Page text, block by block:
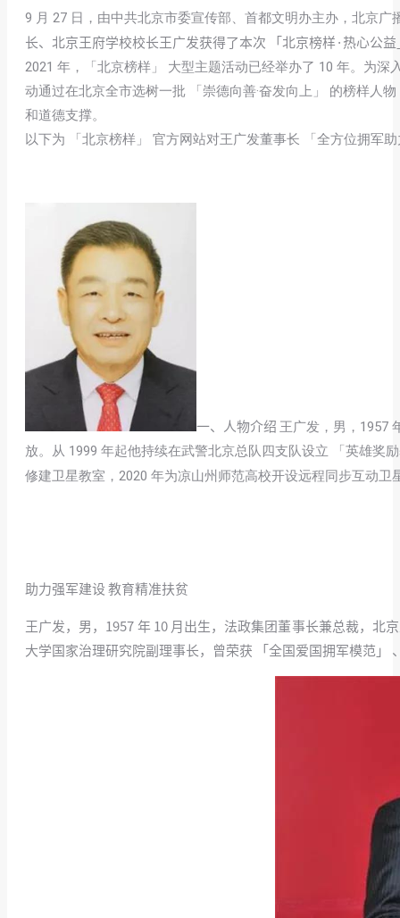
9 月 27 日，由中共北京市委宣传部、首都文明办主办，北京
长、北京王府学校校长王广发获得了本次 「北京榜样·热心公
2021 年，「北京榜样」 大型主题活动已经举办了 10 年。为
动通过在北京全市选树一批 「崇德向善·奋发向上」 的榜样人
和道德支撑。
以下为 「北京榜样」 官方网站对王广发董事长 「全方位拥军
一、人物介绍 王广发，男，1957
放。从 1999 年起他持续在武警北京总队四支队设立 「英雄奖
修建卫星教室，2020 年为凉山州师范高校开设远程同步互动卫
助力强军建设 教育精准扶贫
王广发，男，1957 年 10 月出生，法政集团董事长兼总裁，
大学国家治理研究院副理事长，曾荣获 「全国爱国拥军模范」